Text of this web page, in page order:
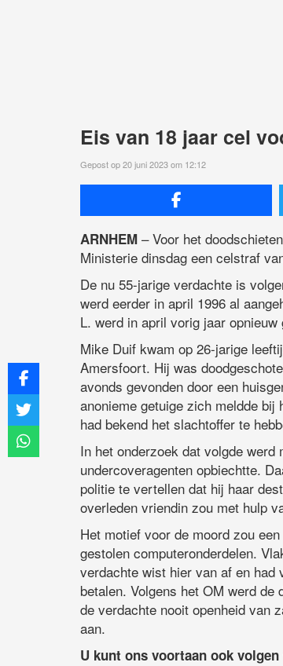
Eis van 18 jaar cel
Gepost op 20 juni 2023 om 12:12
ARNHEM – Voor het
Ministerie dinsdag een celstraf
De nu 55-jarige verdachte is
werd eerder in april 1996 al
L. werd in april vorig jaar
Mike Duif kwam op 26-jarige
Amersfoort. Hij was
avonds gevonden door een
anonieme getuige zich meldde
had bekend het slachtoffer te
In het onderzoek dat volgde
undercoveragenten opbiechtte.
politie te vertellen dat hij haar
overleden vriendin zou met hulp
Het motief voor de moord zou
gestolen computeronderdelen.
verdachte wist hier van af en had
betalen. Volgens het OM werd
de verdachte nooit openheid van
aan.
U kunt ons voortaan ook